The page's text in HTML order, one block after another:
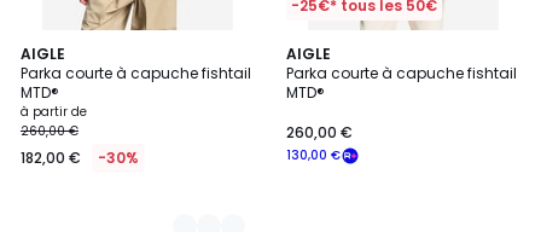
AIGLE
Parka courte à capuche fishtail
MTD®
Prix
à
partir
à partir de
260,00 €
182,00 € -30%
3
Couleurs
-25€* tous les 50€
AIGLE
Parka courte à capuche fishtail
MTD®
130,00 €
260,00 €